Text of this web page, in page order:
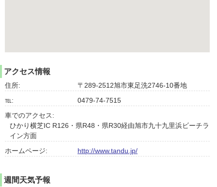
アクセス情報
住所:
〒289-2512旭市東足洗2746-10番地
℡:
0479-74-7515
車でのアクセス:
ひかり横芝IC R126・県R48・県R30経由旭市九十九里浜ビーチラ
イン方面
ホームページ:
http://www.tandu.jp/
週間天気予報